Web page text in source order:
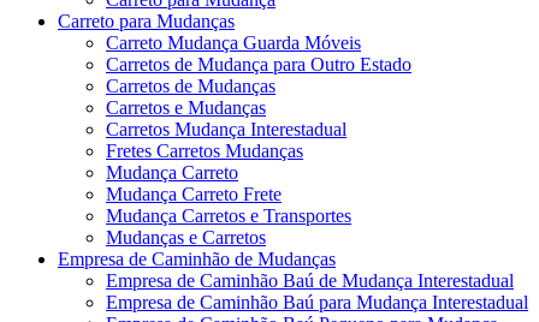
Carreto para Mudanças
Carreto Mudança Guarda Móveis
Carretos de Mudança para Outro Estado
Carretos de Mudanças
Carretos e Mudanças
Carretos Mudança Interestadual
Fretes Carretos Mudanças
Mudança Carreto
Mudança Carreto Frete
Mudança Carretos e Transportes
Mudanças e Carretos
Empresa de Caminhão de Mudanças
Empresa de Caminhão Baú de Mudança Interestadual
Empresa de Caminhão Baú para Mudança Interestadual